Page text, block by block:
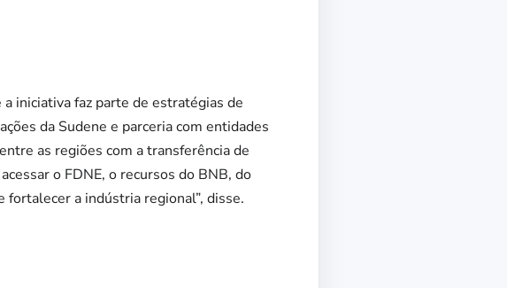
iniciativa faz parte de estratégias de
da Sudene e parceria com entidades
as regiões com a transferência de
o FDNE, o recursos do BNB, do
fortalecer a indústria regional”, disse.